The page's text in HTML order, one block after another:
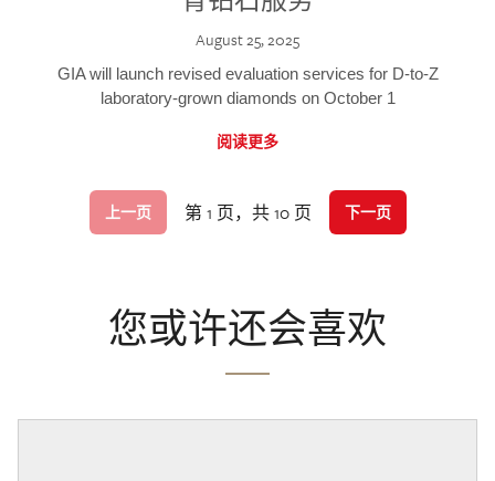
August 25, 2025
GIA will launch revised evaluation services for D-to-Z
laboratory-grown diamonds on October 1
阅读更多
上一页 第 1 页，共 10 页 下一页
您或许还会喜欢